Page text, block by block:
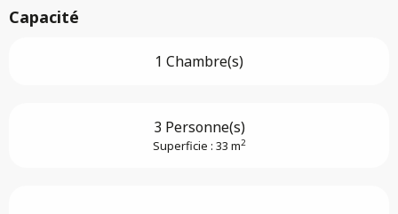
Capacité
1 Chambre(s)
3 Personne(s)
Superficie : 33 m2